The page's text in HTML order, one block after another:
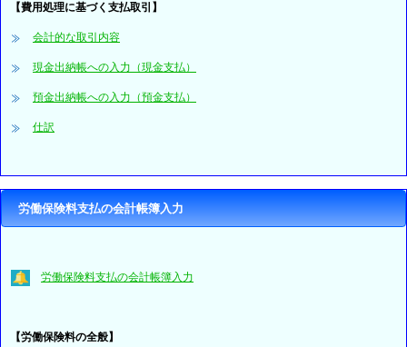
【費用処理に基づく支払取引】
会計的な取引内容
現金出納帳への入力（現金支払）
預金出納帳への入力（預金支払）
仕訳
労働保険料支払の会計帳簿入力
労働保険料支払の会計帳簿入力
【労働保険料の全般】